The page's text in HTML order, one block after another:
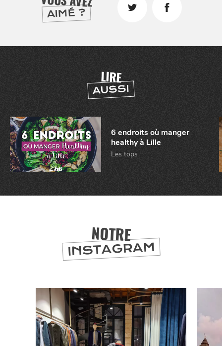
AIMÉ ?
LIRE
AUSSI
6 endroits où manger
healthy à Lille
Les tops
NOTRE
INSTAGRAM
BONS PLANS ET ADRESSES
À LILLE ET SA RÉGION